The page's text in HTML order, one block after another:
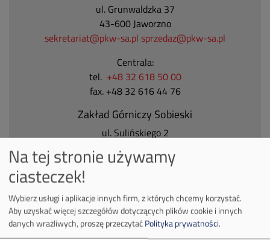
ul. Grunwaldzka 37
43-600 Jaworzno
sekretariat@pkw-sa.pl sprzedaz@pkw-sa.pl
Centrala:
tel. +48 32 618 50 00
fax. +48 32 616 44 76
Zakład Górniczy Sobieski
ul. Sulińskiego 2
43-600 Jaworzno
Tel. +48 32 618 50 00
Zakład Górniczy Janina
ul. Górnicza 23
32-590 Libiąż
Tel. +48 32 627 00 00
Na tej stronie używamy
ciasteczek!
Wybierz usługi i aplikacje innych firm, z których chcemy korzystać.
Aby uzyskać więcej szczegółów dotyczących plików cookie i innych
danych wrażliwych, proszę przeczytaćPolityka prywatności.